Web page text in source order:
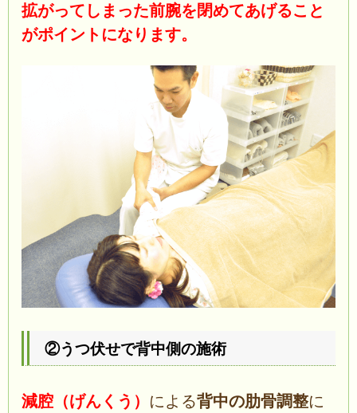
拡がってしまった前腕を閉めてあげること
がポイントになります。
②うつ伏せで背中側の施術
減腔（げんくう） による背中の肋骨調整に